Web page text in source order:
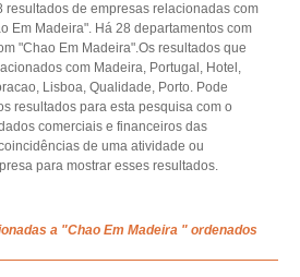
resultados de empresas relacionadas com
Em Madeira". Há 28 departamentos com
"Chao Em Madeira".Os resultados que
com Madeira, Portugal, Hotel,
Lisboa, Qualidade, Porto. Pode
resultados para esta pesquisa com o
comerciais e financeiros das
de uma atividade ou
para mostrar esses resultados.
a "Chao Em Madeira " ordenados